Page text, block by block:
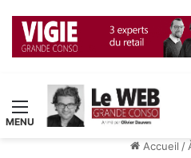
Menu
Accueil /